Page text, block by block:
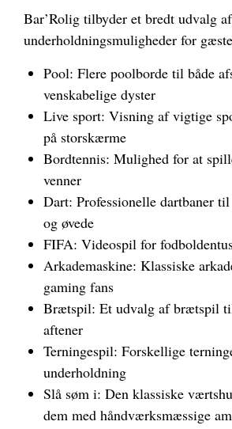
Bar’Rolig tilbyder et bredt udvalg af
underholdningsmuligheder for
Pool: Flere poolborde til både
venskabelige dyster
Live sport: Visning af vigtige
på storskærme
Bordtennis: Mulighed for at
venner
Dart: Professionelle dartbaner
og øvede
FIFA: Videospil for
Arkademaskine: Klassiske
gaming fans
Brætspil: Et udvalg af brætspil
aftener
Terningespil: Forskellige
underholdning
Slå søm i: Den klassiske
dem med håndværksmæssige